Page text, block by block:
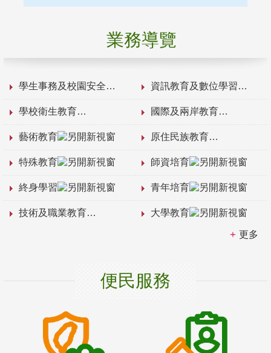
業務導覽
學生事務及校園安全 資訊教育及數位學習
學校衛生教育 國際及兩岸教育
藝術教育 原住民族教育
特殊教育 師資培育
終身學習 青年培育
技術及職業教育 大學教育
更多
便民服務